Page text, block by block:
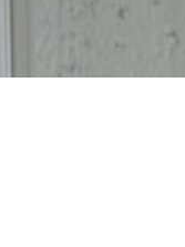
Takduschar